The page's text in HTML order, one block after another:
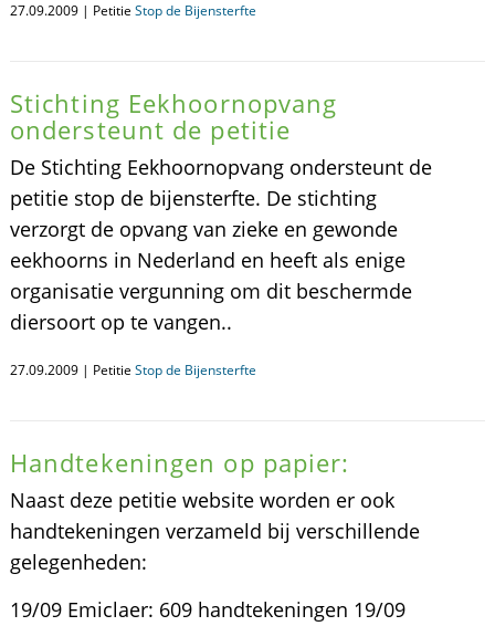
27.09.2009 | Petitie Stop de Bijensterfte
Stichting Eekhoornopvang
ondersteunt de petitie
De Stichting Eekhoornopvang ondersteunt de
petitie stop de bijensterfte. De stichting
verzorgt de opvang van zieke en gewonde
eekhoorns in Nederland en heeft als enige
organisatie vergunning om dit beschermde
diersoort op te vangen..
27.09.2009 | Petitie Stop de Bijensterfte
Handtekeningen op papier:
Naast deze petitie website worden er ook
handtekeningen verzameld bij verschillende
gelegenheden:
19/09 Emiclaer: 609 handtekeningen 19/09